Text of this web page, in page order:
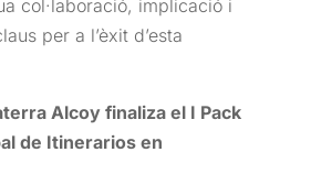
col·laboració, implicació i
per a l’èxit d’esta
Alcoy finaliza el I Pack
de Itinerarios en